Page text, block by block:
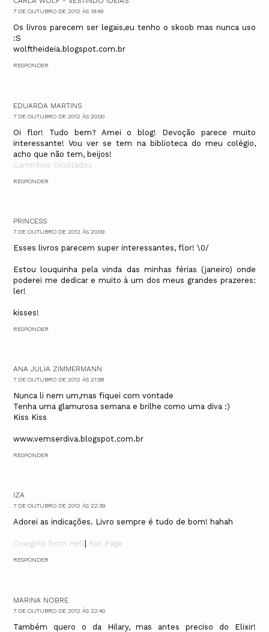
7 DE OUTUBRO DE 2012 ÀS 19:49
Os livros parecem ser legais,eu tenho o skoob mas nunca uso
:S
wolftheideia.blogspot.com.br
RESPONDER
EDUARDA MARTINS
7 DE OUTUBRO DE 2012 ÀS 20:00
Oi flor! Tudo bem? Amei o blog! Devoção parece muito
interessante! Vou ver se tem na biblioteca do meu colégio,
acho que não tem, beijos!
Caminhos Ocultados
RESPONDER
PRINCESS
7 DE OUTUBRO DE 2012 ÀS 20:09
Esses livros parecem super interessantes, flor! \0/
Estou louquinha pela vinda das minhas férias (janeiro) onde
poderei me dedicar e muito à um dos meus grandes prazeres:
ler!
kisses!
RESPONDER
ANA JULIA ZIMMERMANN
7 DE OUTUBRO DE 2012 ÀS 21:58
Nunca li nem um,mas fiquei com vontade
Tenha uma glamurosa semana e brilhe como uma diva :)
Kiss Kiss
www.vemserdiva.blogspot.com.br
RESPONDER
IZA
7 DE OUTUBRO DE 2012 ÀS 22:39
Adorei as indicações. Livro sempre é tudo de bom! hahah
Cowgirls from Hell Fan Page
RESPONDER
MARINA NOBRE
7 DE OUTUBRO DE 2012 ÀS 22:40
Também quero o da Hilary, mas antes preciso do Elixir!